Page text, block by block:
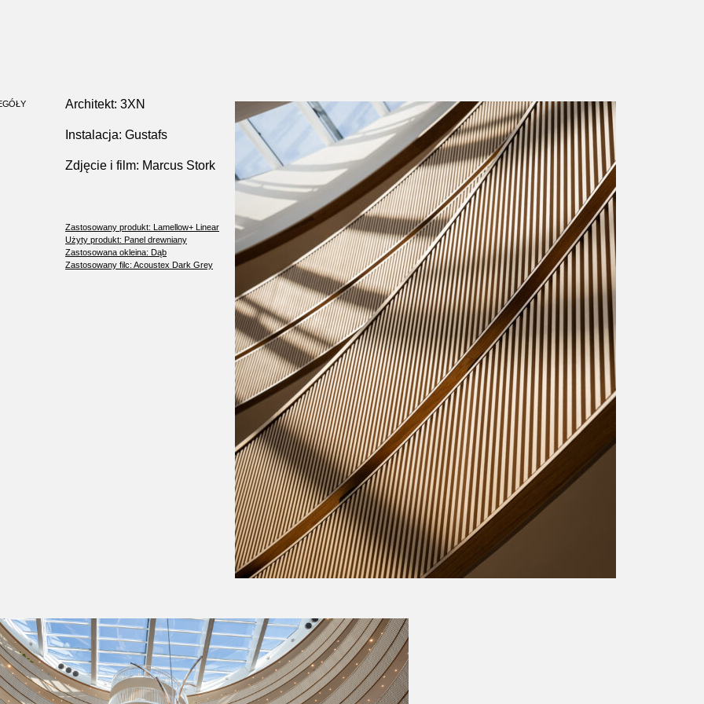
Architekt: 3XN
Instalacja: Gustafs
Zdjęcie i film: Marcus Stork
Zastosowany produkt: Lamellow+ Linear
Użyty produkt: Panel drewniany
Zastosowana okleina: Dąb
Zastosowany filc: Acoustex Dark Grey